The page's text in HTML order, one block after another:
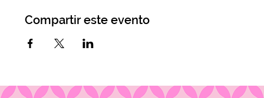
Compartir este evento